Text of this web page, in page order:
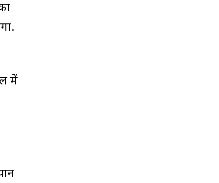
में